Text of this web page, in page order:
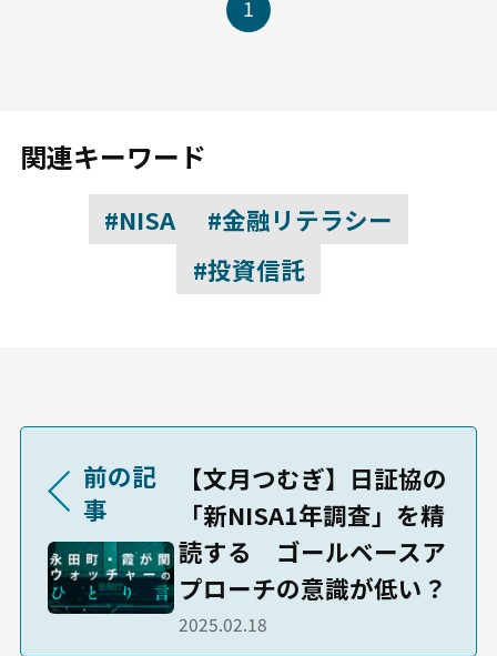
1
関連キーワード
#NISA
#金融リテラシー
#投資信託
前の記
事
【文月つむぎ】日証協の
「新NISA1年調査」を精
読する ゴールベースア
プローチの意識が低い？
2025.02.18